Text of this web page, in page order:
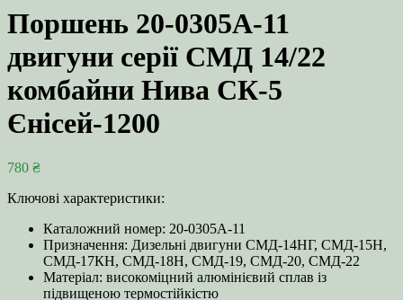
Поршень 20-0305А-11
двигуни серії СМД 14/22
комбайни Нива СК-5
Єнісей-1200
780 ₴
Ключові характеристики:
Каталожний номер: 20-0305А-11
Призначення: Дизельні двигуни СМД-14НГ, СМД-15Н,
СМД-17КН, СМД-18Н, СМД-19, СМД-20, СМД-22
Матеріал: високоміцний алюмінієвий сплав із
підвищеною термостійкістю